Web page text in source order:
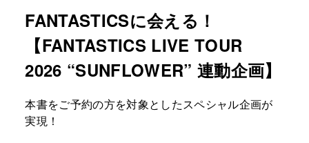
FANTASTICSに会える！
【FANTASTICS LIVE TOUR
2026 “SUNFLOWER” 連動企画】
本書をご予約の方を対象としたスペシャル企画が
実現！